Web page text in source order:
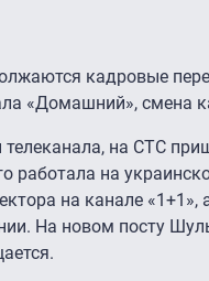
кадровые
«Домашний», смена
на СТС
работала на
на канале «1+1»,
На новом посту